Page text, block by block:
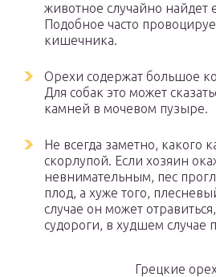
животное случайно найдет
Подобное часто
кишечника.
Орехи содержат большое
Для собак это может
камней в мочевом пузыре.
Не всегда заметно, какого
скорлупой. Если хозяин
невнимательным, пес
плод, а хуже того,
случае он может
судороги, в худшем случае
Грецкие